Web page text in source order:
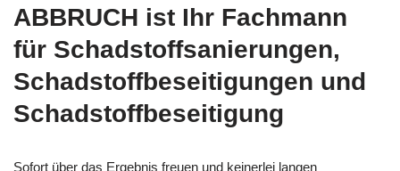
ABBRUCH ist Ihr Fachmann
für Schadstoffsanierungen,
Schadstoffbeseitigungen und
Schadstoffbeseitigung
Sofort über das Ergebnis freuen und keinerlei langen